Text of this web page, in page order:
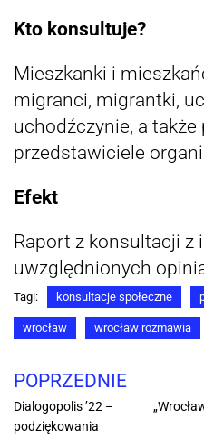
Kto konsultuje?
Mieszkanki i
migranci, migrantki,
uchodźczynie, a
przedstawiciele
Efekt
Raport z konsultacji z
uwzględnionych
Tagi: konsultacje społeczne
wrocław wrocław rozmawia
POPRZEDNIE
Dialogopolis ’22 –
podziękowania